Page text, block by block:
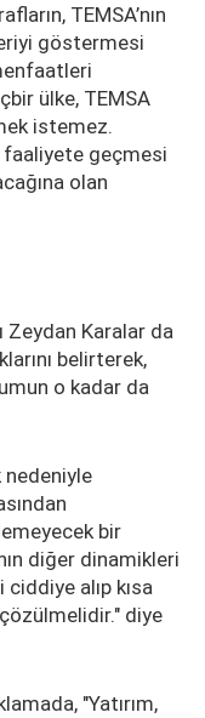
TEMSA’nın
göstermesi
ülke, TEMSA
istemez.
faaliyete geçmesi
olan
Zeydan Karalar da
belirterek,
o kadar da
nedeniyle
bir
diğer dinamikleri
alıp kısa
diye
"Yatırım,